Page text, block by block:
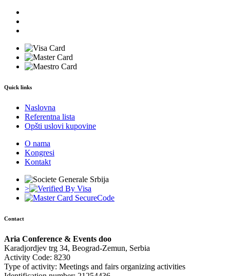
Quick links
Naslovna
Referentna lista
Opšti uslovi kupovine
O nama
Kongresi
Kontakt
>
Contact
Aria Conference & Events doo
Karadjordjev trg 34, Beograd-Zemun, Serbia
Activity Code: 8230
Type of activity: Meetings and fairs organizing activities